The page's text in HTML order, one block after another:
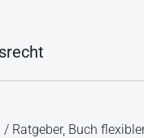
Ratgeber, Buch